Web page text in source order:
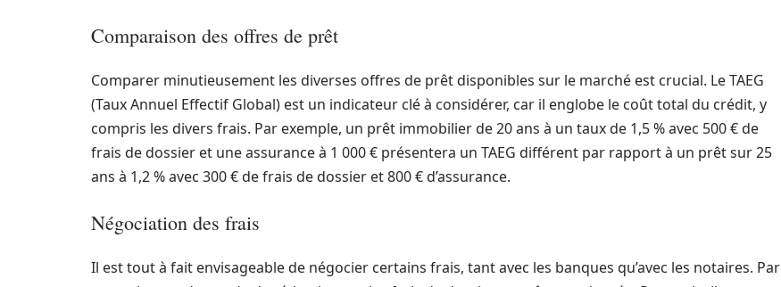
Comparaison des offres de prêt
Comparer minutieusement les diverses offres de prêt disponibles sur le marché est crucial. Le TAEG
(Taux Annuel Effectif Global) est un indicateur clé à considérer, car il englobe le coût total du crédit, y
compris les divers frais. Par exemple, un prêt immobilier de 20 ans à un taux de 1,5 % avec 500 € de
frais de dossier et une assurance à 1 000 € présentera un TAEG différent par rapport à un prêt sur 25
ans à 1,2 % avec 300 € de frais de dossier et 800 € d’assurance.
Négociation des frais
Il est tout à fait envisageable de négocier certains frais, tant avec les banques qu’avec les notaires. Par